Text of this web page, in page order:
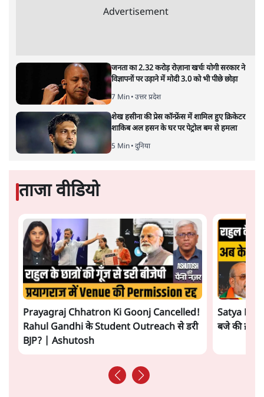
Advertisement
जनता का 2.32 करोड़ रोज़ाना खर्चः योगी सरकार ने
विज्ञापनों पर उड़ाने में मोदी 3.0 को भी पीछे छोड़ा
7 Min• उत्तर प्रदेश
शेख हसीना की प्रेस कॉन्फ्रेंस में शामिल हुए क्रिकेटर
शाकिब अल हसन के घर पर पेट्रोल बम से हमला
5 Min• दुनिया
ताजा वीडियो
Prayagraj Chhatron Ki Goonj Cancelled!
Rahul Gandhi के Student Outreach से डरी
BJP? | Ashutosh
Satya
बजे की ख़बरें